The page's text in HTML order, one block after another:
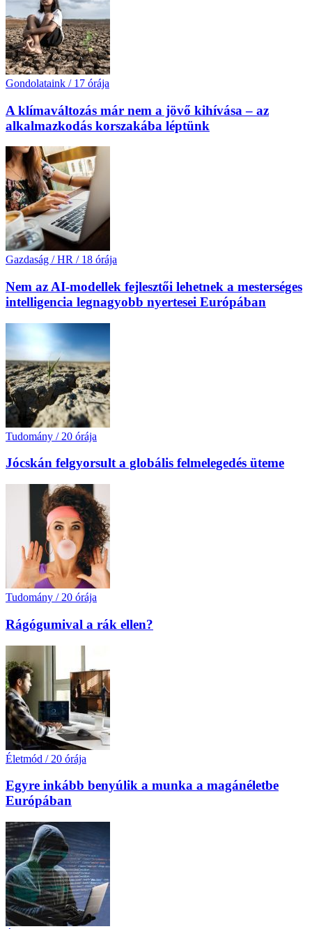
Gondolataink / 17 órája
A klímaváltozás már nem a jövő kihívása – az
alkalmazkodás korszakába léptünk
Gazdaság / HR / 18 órája
Nem az AI-modellek fejlesztői lehetnek a mesterséges
intelligencia legnagyobb nyertesei Európában
Tudomány / 20 órája
Jócskán felgyorsult a globális felmelegedés üteme
Tudomány / 20 órája
Rágógumival a rák ellen?
Életmód / 20 órája
Egyre inkább benyúlik a munka a magánéletbe
Európában